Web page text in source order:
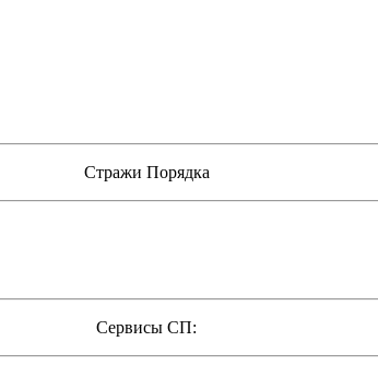
Стражи Порядка
Сервисы СП: